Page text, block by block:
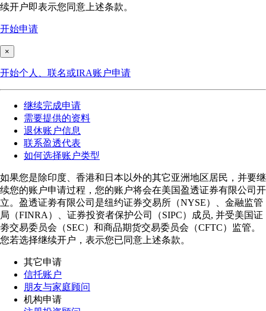
续开户即表示您同意上述条款。
开始申请
×
开始个人、联名或IRA账户申请
继续完成申请
需要提供的资料
退休账户信息
联系盈透代表
如何选择账户类型
如果您是除印度、香港和日本以外的其它亚洲地区居民，并要继
续您的账户申请过程，您的账户将会在美国盈透证券有限公司开
立。盈透证劵有限公司是纽约证券交易所（NYSE）、金融监管
局（FINRA）、证券投资者保护公司（SIPC）成员, 并受美国证
劵交易委员会（SEC）和商品期货交易委员会（CFTC）监管。
您若选择继续开户，表示您已同意上述条款。
其它申请
信托账户
朋友与家庭顾问
机构申请